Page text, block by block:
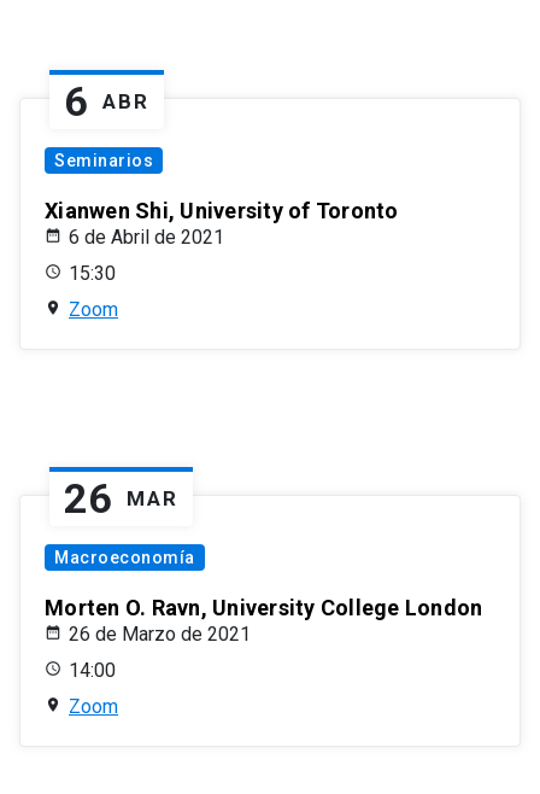
6 ABR
Seminarios
Xianwen Shi, University of Toronto
6 de Abril de 2021
15:30
Zoom
26 MAR
Macroeconomía
Morten O. Ravn, University College London
26 de Marzo de 2021
14:00
Zoom